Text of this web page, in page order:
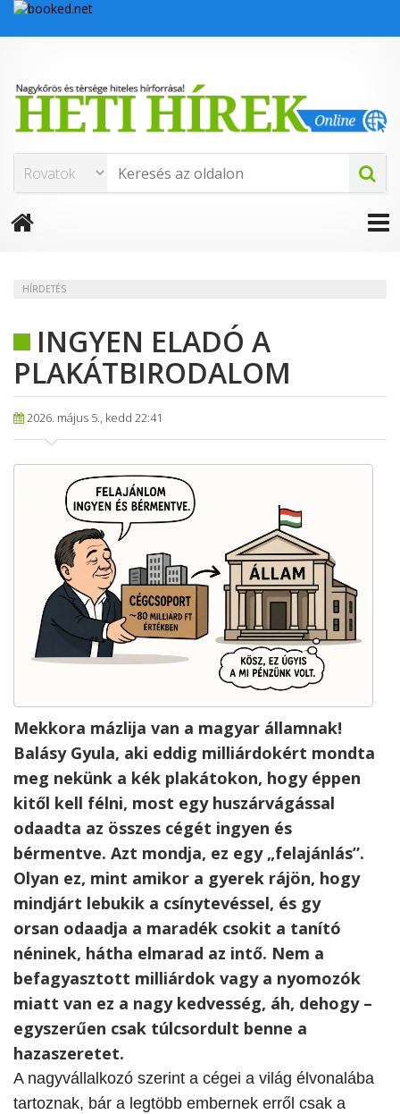
HÍRDETÉS
INGYEN ELADÓ A
PLAKÁTBIRODALOM
2026. május 5., kedd 22:41
Mekkora mázlija van a magyar államnak!
Balásy Gyula, aki eddig milliárdokért mondta
meg nekünk a kék plakátokon, hogy éppen
kitől kell félni, most egy huszárvágással
odaadta az összes cégét ingyen és
bérmentve. Azt mondja, ez egy „felajánlás”.
Olyan ez, mint amikor a gyerek rájön, hogy
mindjárt lebukik a csínytevéssel, és gy
orsan odaadja a maradék csokit a tanító
néninek, hátha elmarad az intő. Nem a
befagyasztott milliárdok vagy a nyomozók
miatt van ez a nagy kedvesség, áh, dehogy –
egyszerűen csak túlcsordult benne a
hazaszeretet.
A nagyvállalkozó szerint a cégei a világ élvonalába
tartoznak, bár a legtöbb embernek erről csak a